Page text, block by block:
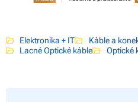
Elektronika + IT Káble a
Lacné Optické káble
Optické